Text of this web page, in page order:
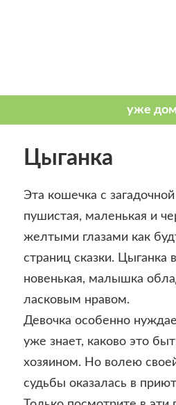
Цыганка
Эта кошечка с
пушистая, маленькая и
желтыми глазами как
страниц сказки. Цыганка
новенькая, малышка
ласковым нравом.
Девочка особенно
уже знает, каково это
хозяином. Но волею
судьбы оказалась в